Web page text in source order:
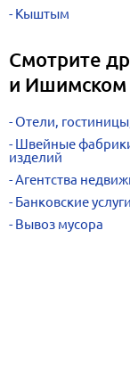
Кыштым
Смотрите
и Ишимском
Отели,
Швейные
изделий
Агентства
Банковские услуги
Вывоз мусора